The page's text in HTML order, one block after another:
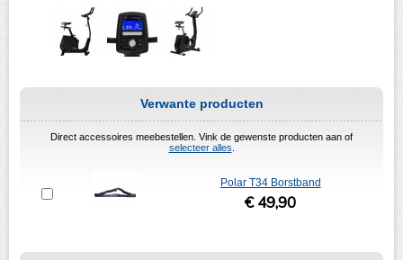
Verwante producten
Direct accessoires meebestellen. Vink de gewenste producten aan of
selecteer alles
Polar T34 Borstband
€ 49,90